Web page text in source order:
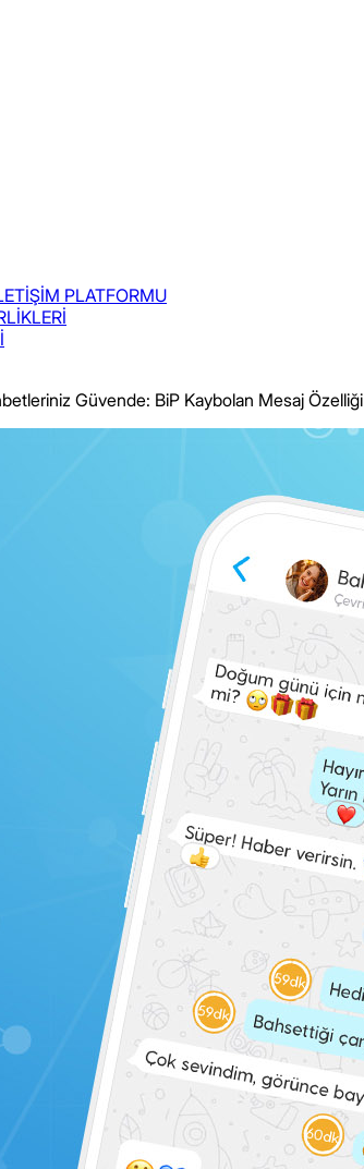
PLATFORMU
Güvende: BiP Kaybolan Mesaj Özelliği